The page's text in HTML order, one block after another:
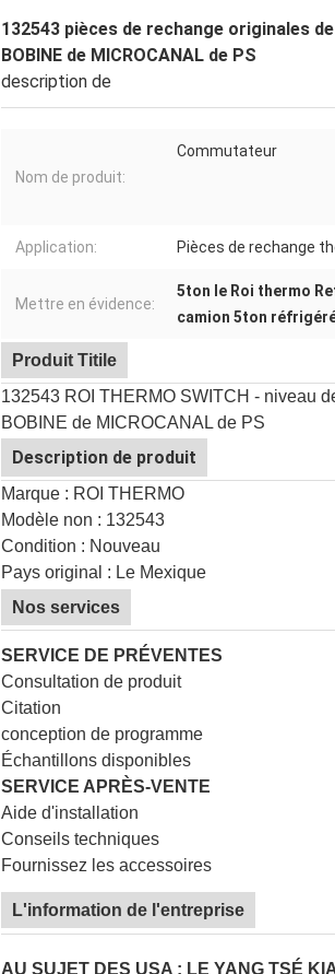
132543 pièces de rechange originales
BOBINE de MICROCANAL de PS
description de
Nom de produit:
Commutateur
Application: Pièces de rechange
Mettre en évidence:
5ton le Roi thermo
camion 5ton
Produit Titile
132543 ROI THERMO SWITCH - niveau
BOBINE de MICROCANAL de PS
Description de produit
Marque : ROI THERMO
Modèle non : 132543
Condition : Nouveau
Pays original : Le Mexique
Nos services
SERVICE DE PRÉVENTES
Consultation de produit
Citation
conception de programme
Échantillons disponibles
SERVICE APRÈS-VENTE
Aide d'installation
Conseils techniques
Fournissez les accessoires
L'information de l'entreprise
AU SUJET DES USA : LE YANG TSÉ